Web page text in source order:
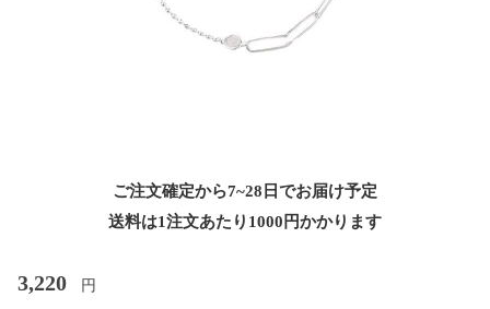
ご注文確定から7~28日でお届け予定
送料は1注文あたり 1000 円かかります
3,220 円